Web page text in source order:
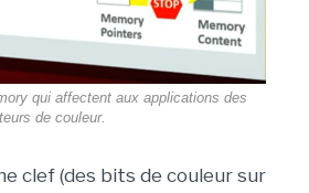
qui affectent aux applications des
de couleur.
clef (des bits de couleur sur